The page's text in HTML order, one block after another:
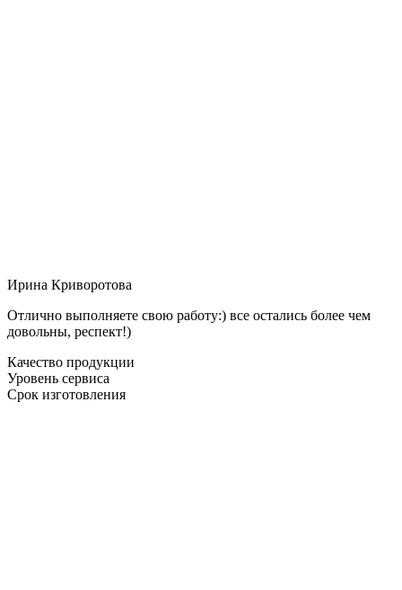
Ирина Криворотова
Отлично выполняете свою работу:) все остались более чем
довольны, респект!)
Качество продукции
Уровень сервиса
Срок изготовления